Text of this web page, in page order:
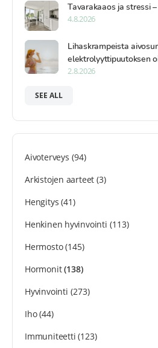
Tavarakaaos ja stressi
4.8.2026
Lihaskrampeista
elektrolyyttipuutoksen
2.8.2026
SEE ALL
Aivoterveys (94)
Arkistojen aarteet (3)
Hengitys (41)
Henkinen hyvinvointi (113)
Hermosto(145)
Hormonit(138)
Hyvinvointi (273)
Iho(44)
Immuniteetti (123)